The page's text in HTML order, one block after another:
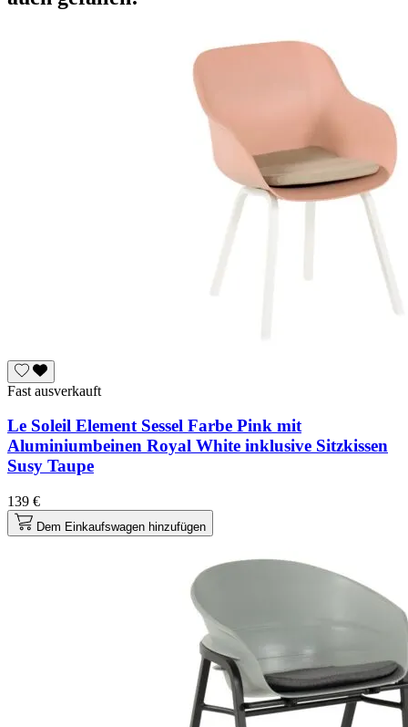
Fast ausverkauft
Le Soleil Element Sessel Farbe Pink mit
Aluminiumbeinen Royal White inklusive Sitzkissen
Susy Taupe
139 €
Dem Einkaufswagen hinzufügen